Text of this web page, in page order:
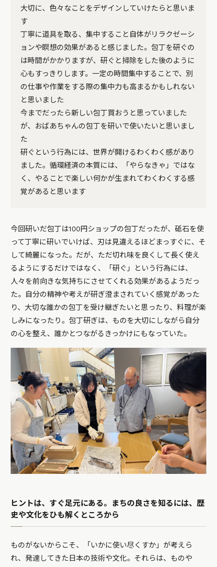
大切に、色々なことをデザインしていけたらと思いま
す
丁寧に道具を取る、集中すること自体がリラクゼーシ
ョンや瞑想の効果があると感じました。包丁を研ぐの
は時間がかかりますが、研ぐと掃除をした後のように
心もすっきりします。一定の時間集中することで、別
の仕事や作業をする際の集中力も高まるかもしれない
と思いました
今までだったら新しい包丁買おうと思っていました
が、おばあちゃんの包丁を研いで使いたいと思いまし
た
研ぐという行為には、世界が開けるわくわく感があり
ました。循環経済の本質には、「やらなきゃ」ではな
く、やることで楽しい何かが生まれてわくわくする感
覚があると思います
今回研いだ包丁は100円ショップの包丁だったが、砥石を使
って丁寧に研いでいけば、刃は見違えるほどまっすぐに、そ
して綺麗になった。だが、ただ切れ味を良くして長く使え
るようにするだけではなく、「研ぐ」という行為には、
人々を前向きな気持ちにさせてくれる効果があるようだっ
た。自分の精神や考えが研ぎ澄まされていく感覚があった
り、大切な誰かの包丁を受け継ぎたいと思ったり、料理が楽
しみになったり。包丁研ぎは、ものを大切にしながら自分
の心を整え、誰かとつながるきっかけにもなっていた。
ヒントは、すぐ足元にある。まちの良さを知るには、歴
史や文化をひも解くところから
ものがないからこそ、「いかに使い尽くすか」が考えら
れ、発達してきた日本の技術や文化。それらは、ものや